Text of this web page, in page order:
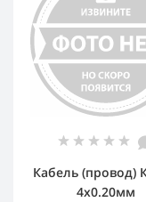
Кабель (провод)
4х0.20мм